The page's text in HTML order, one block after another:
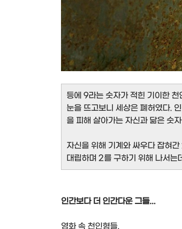
등에 9라는 숫자가 적힌 기이한 천
눈을 뜨고보니 세상은 폐허였다.
을 피해 살아가는 자신과 닮은 숫
자신을 위해 기계와 싸우다 잡혀
대립하며 2를 구하기 위해 나서는
인간보다 더 인간다운 그들...
영화 속 천인형들.